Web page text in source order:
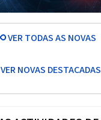
VER TODAS AS NOVAS
VER NOVAS DESTACADAS